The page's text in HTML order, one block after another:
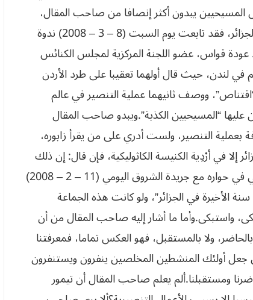
‬من‮ ‬كثير‮ ‬من‮ ‬الأوروبيين‮.‬إن بعض المسيحيين يبدون أكثر إنصافا من صاحب المقال،
وأدرى بمهمة المنصرين في العالم الإسلامي، ومنه الجزائر، فقد تابعت يوم السبت (8 – 3 – 2008) ندوة
قواس، عضو اللجنة المركزية لمجلس الكنائس
في لندن، حيث قال أولهما تعقيبا على طرد الأردن
ووصف ثانيهما عملية التنصير في عالم
عليها “المسيحيين الكذبة”.ويبدو صاحب المقال
بعملية التنصير، ولست أدري على من يقرأ زابوره،
إلا في أرْدِية الكنيسة الكاثوليكية، فإن قال: إن ذلك
مضى وانقضى، رددنا عليه بما شهد به “أبونا” تيسيي في حواره مع جريدة الشروق اليومي (11 – 2 – 2008)
حيث قال: “هناك جماعة مسيحية تكونت خلال 30 سنة الأخيرة في الجزائر”، ولو كانت هذه الجماعة
واستبكى.وأما ما أشار إليه صاحب المقال من أن
ولا بالمستقبل، فهو العكس تماما، فمعرفتنا
جعل أولئك المنشطين المخلصين ينفرون ويستنفرون